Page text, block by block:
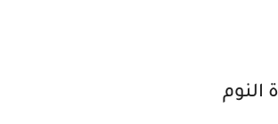
النوم